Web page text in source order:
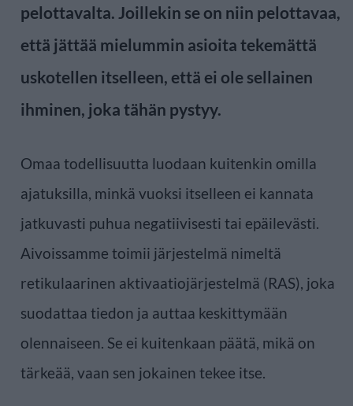
pelottavalta. Joillekin se on niin pelottavaa,
että jättää mielummin asioita tekemättä
uskotellen itselleen, että ei ole sellainen
ihminen, joka tähän pystyy.
Omaa todellisuutta luodaan kuitenkin omilla
ajatuksilla, minkä vuoksi itselleen ei kannata
jatkuvasti puhua negatiivisesti tai epäilevästi.
Aivoissamme toimii järjestelmä nimeltä
retikulaarinen aktivaatiojärjestelmä (RAS), joka
suodattaa tiedon ja auttaa keskittymään
olennaiseen. Se ei kuitenkaan päätä, mikä on
tärkeää, vaan sen jokainen tekee itse.